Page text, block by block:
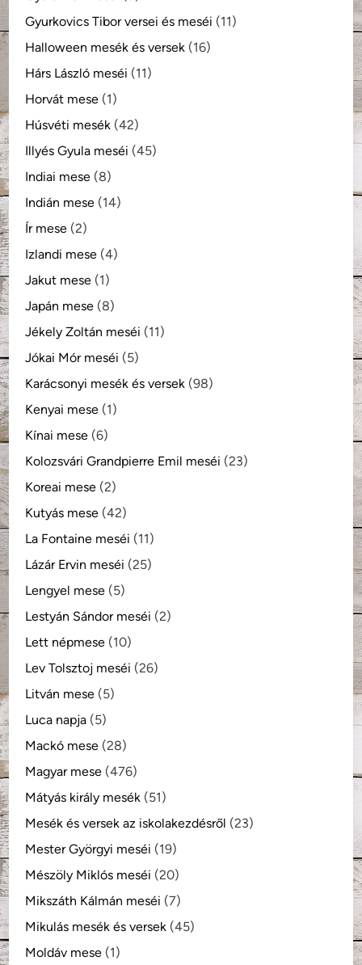
Gyurkovics Tibor versei és meséi (11)
Halloween mesék és versek (16)
Hárs László meséi (11)
Horvát mese (1)
Húsvéti mesék (42)
Illyés Gyula meséi (45)
Indiai mese (8)
Indián mese (14)
Ír mese (2)
Izlandi mese (4)
Jakut mese (1)
Japán mese (8)
Jékely Zoltán meséi (11)
Jókai Mór meséi (5)
Karácsonyi mesék és versek (98)
Kenyai mese (1)
Kínai mese (6)
Kolozsvári Grandpierre Emil meséi (23)
Koreai mese (2)
Kutyás mese (42)
La Fontaine meséi (11)
Lázár Ervin meséi (25)
Lengyel mese (5)
Lestyán Sándor meséi (2)
Lett népmese (10)
Lev Tolsztoj meséi (26)
Litván mese (5)
Luca napja (5)
Mackó mese (28)
Magyar mese (476)
Mátyás király mesék (51)
Mesék és versek az iskolakezdésről (23)
Mester Györgyi meséi (19)
Mészöly Miklós meséi (20)
Mikszáth Kálmán meséi (7)
Mikulás mesék és versek (45)
Moldáv mese (1)